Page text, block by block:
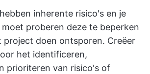
inherente risico's en je
proberen deze te beperken
project doen ontsporen. Creëer
het identificeren,
prioriteren van risico's of